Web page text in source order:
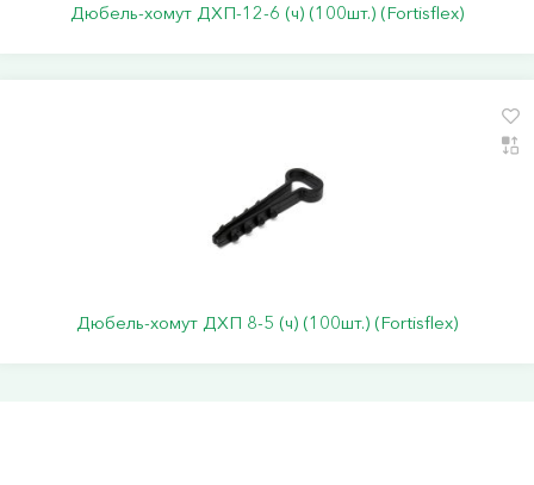
Дюбель-хомут ДХП-12-6 (ч) (100шт.) (Fortisflex)
Дюбель-хомут ДХП 8-5 (ч) (100шт.) (Fortisflex)